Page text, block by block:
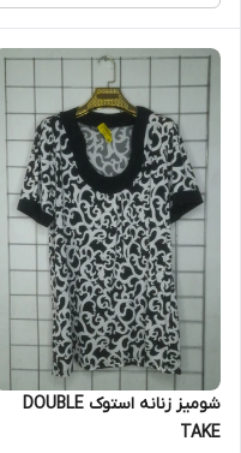
شومیز زنانه استوک DOUBLE
TAKE